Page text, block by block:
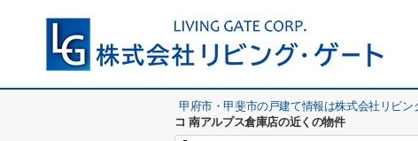
甲府市・甲斐市の戸建て情報は株式会社リビン
コ 南アルプス倉庫店の近くの物件